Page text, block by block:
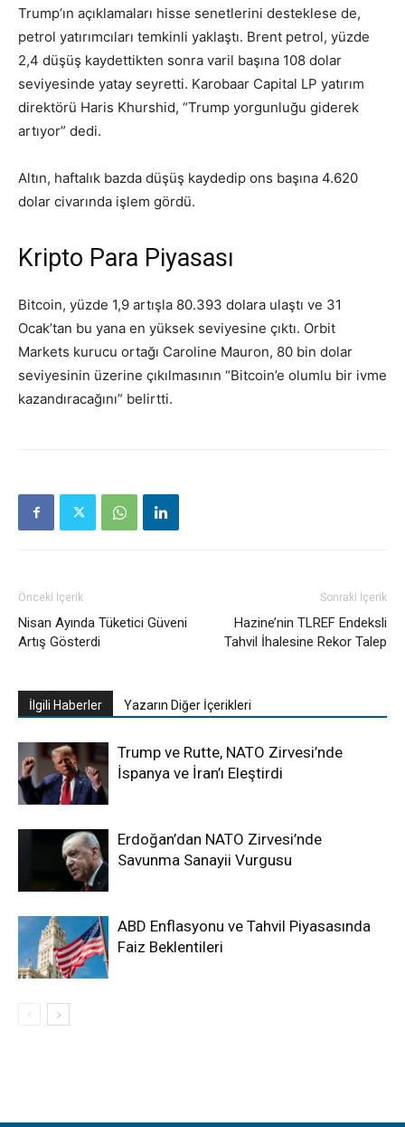
Trump’ın açıklamaları hisse senetlerini desteklese de,
petrol yatırımcıları temkinli yaklaştı. Brent petrol, yüzde
2,4 düşüş kaydettikten sonra varil başına 108 dolar
seviyesinde yatay seyretti. Karobaar Capital LP yatırım
direktörü Haris Khurshid, “Trump yorgunluğu giderek
artıyor” dedi.
Altın, haftalık bazda düşüş kaydedip ons başına 4.620
dolar civarında işlem gördü.
Kripto Para Piyasası
Bitcoin, yüzde 1,9 artışla 80.393 dolara ulaştı ve 31
Ocak’tan bu yana en yüksek seviyesine çıktı. Orbit
Markets kurucu ortağı Caroline Mauron, 80 bin dolar
seviyesinin üzerine çıkılmasının “Bitcoin’e olumlu bir ivme
kazandıracağını” belirtti.
Önceki İçerik
Nisan Ayında Tüketici Güveni
Artış Gösterdi
Sonraki İçerik
Hazine’nin TLREF Endeksli
Tahvil İhalesine Rekor Talep
İlgili Haberler Yazarın Diğer İçerikleri
Trump ve Rutte, NATO Zirvesi’nde
İspanya ve İran’ı Eleştirdi
Erdoğan’dan NATO Zirvesi’nde
Savunma Sanayii Vurgusu
ABD Enflasyonu ve Tahvil Piyasasında
Faiz Beklentileri